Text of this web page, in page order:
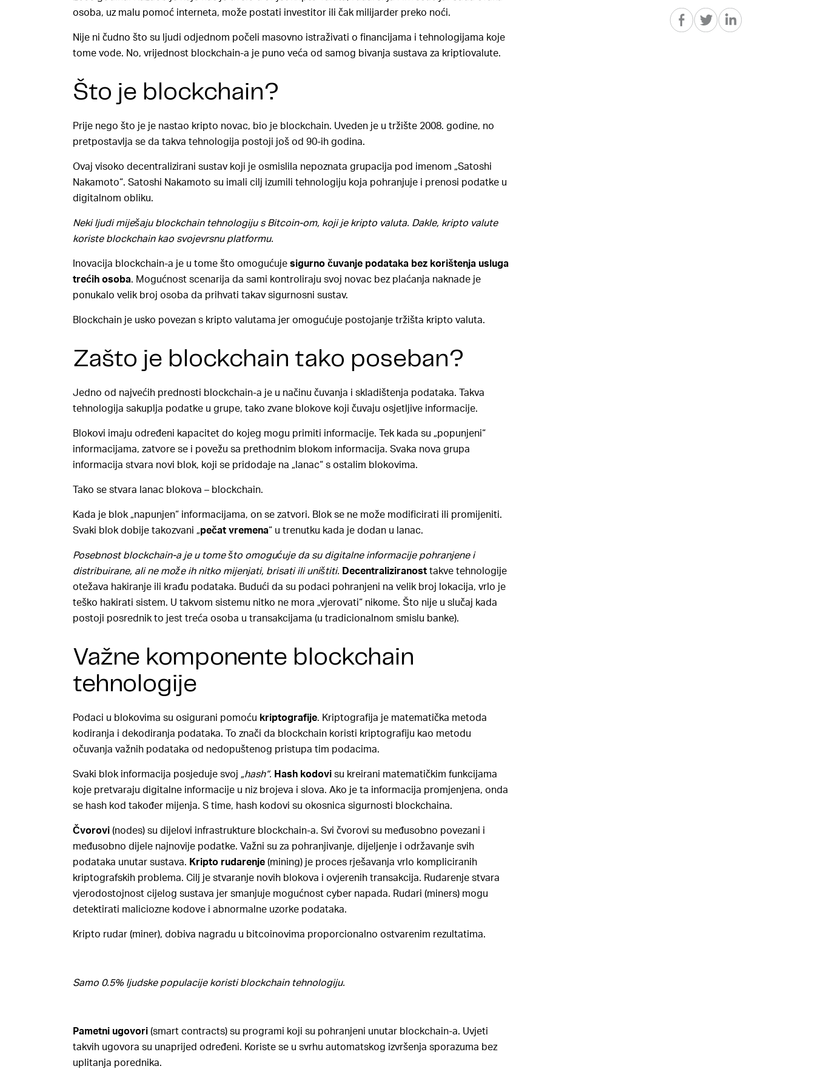
osoba, uz malu pomoć interneta, može postati investitor ili čak milijarder preko noći.
Nije ni čudno što su ljudi odjednom počeli masovno istraživati o financijama i tehnologijama koje
tome vode. No, vrijednost blockchain-a je puno veća od samog bivanja sustava za kriptiovalute.
Što je blockchain?
Prije nego što je je nastao kripto novac, bio je blockchain. Uveden je u tržište 2008. godine, no
pretpostavlja se da takva tehnologija postoji još od 90-ih godina.
Ovaj visoko decentralizirani sustav koji je osmislila nepoznata grupacija pod imenom „Satoshi
Nakamoto“. Satoshi Nakamoto su imali cilj izumili tehnologiju koja pohranjuje i prenosi podatke u
digitalnom obliku.
Neki ljudi miješaju blockchain tehnologiju s Bitcoin-om, koji je kripto valuta. Dakle, kripto valute
koriste blockchain kao svojevrsnu platformu.
Inovacija blockchain-a je u tome što omogućuje sigurno čuvanje podataka bez korištenja usluga
trećih osoba. Mogućnost scenarija da sami kontroliraju svoj novac bez plaćanja naknade je
ponukalo velik broj osoba da prihvati takav sigurnosni sustav.
Blockchain je usko povezan s kripto valutama jer omogućuje postojanje tržišta kripto valuta.
Zašto je blockchain tako poseban?
Jedno od najvećih prednosti blockchain-a je u načinu čuvanja i skladištenja podataka. Takva
tehnologija sakuplja podatke u grupe, tako zvane blokove koji čuvaju osjetljive informacije.
Blokovi imaju određeni kapacitet do kojeg mogu primiti informacije. Tek kada su „popunjeni“
informacijama, zatvore se i povežu sa prethodnim blokom informacija. Svaka nova grupa
informacija stvara novi blok, koji se pridodaje na „lanac“ s ostalim blokovima.
Tako se stvara lanac blokova – blockchain.
Kada je blok „napunjen“ informacijama, on se zatvori. Blok se ne može modificirati ili promijeniti.
Svaki blok dobije takozvani „pečat vremena“ u trenutku kada je dodan u lanac.
Posebnost blockchain-a je u tome što omogućuje da su digitalne informacije pohranjene i
distribuirane, ali ne može ih nitko mijenjati, brisati ili uništiti. Decentraliziranost takve tehnologije
otežava hakiranje ili krađu podataka. Budući da su podaci pohranjeni na velik broj lokacija, vrlo je
teško hakirati sistem. U takvom sistemu nitko ne mora „vjerovati“ nikome. Što nije u slučaj kada
postoji posrednik to jest treća osoba u transakcijama (u tradicionalnom smislu banke).
Važne komponente blockchain
tehnologije
Podaci u blokovima su osigurani pomoću kriptografije. Kriptografija je matematička metoda
kodiranja i dekodiranja podataka. To znači da blockchain koristi kriptografiju kao metodu
očuvanja važnih podataka od nedopuštenog pristupa tim podacima.
Svaki blok informacija posjeduje svoj „hash“. Hash kodovi su kreirani matematičkim funkcijama
koje pretvaraju digitalne informacije u niz brojeva i slova. Ako je ta informacija promjenjena, onda
se hash kod također mijenja. S time, hash kodovi su okosnica sigurnosti blockchaina.
Čvorovi (nodes) su dijelovi infrastrukture blockchain-a. Svi čvorovi su međusobno povezani i
međusobno dijele najnovije podatke. Važni su za pohranjivanje, dijeljenje i održavanje svih
podataka unutar sustava. Kripto rudarenje (mining) je proces rješavanja vrlo kompliciranih
kriptografskih problema. Cilj je stvaranje novih blokova i ovjerenih transakcija. Rudarenje stvara
vjerodostojnost cijelog sustava jer smanjuje mogućnost cyber napada. Rudari (miners) mogu
detektirati maliciozne kodove i abnormalne uzorke podataka.
Kripto rudar (miner), dobiva nagradu u bitcoinovima proporcionalno ostvarenim rezultatima.
Samo 0.5% ljudske populacije koristi blockchain tehnologiju.
Pametni ugovori (smart contracts) su programi koji su pohranjeni unutar blockchain-a. Uvjeti
takvih ugovora su unaprijed određeni. Koriste se u svrhu automatskog izvršenja sporazuma bez
uplitanja porednika.